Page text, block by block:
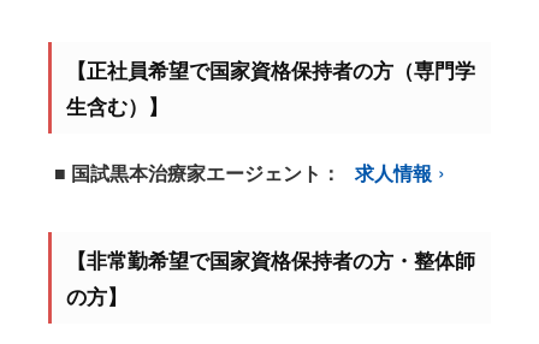
【正社員希望で国家資格保持者の方（専門学
生含む）】
■ 国試黒本治療家エージェント： 求人情報
【非常勤希望で国家資格保持者の方・整体師
の方】